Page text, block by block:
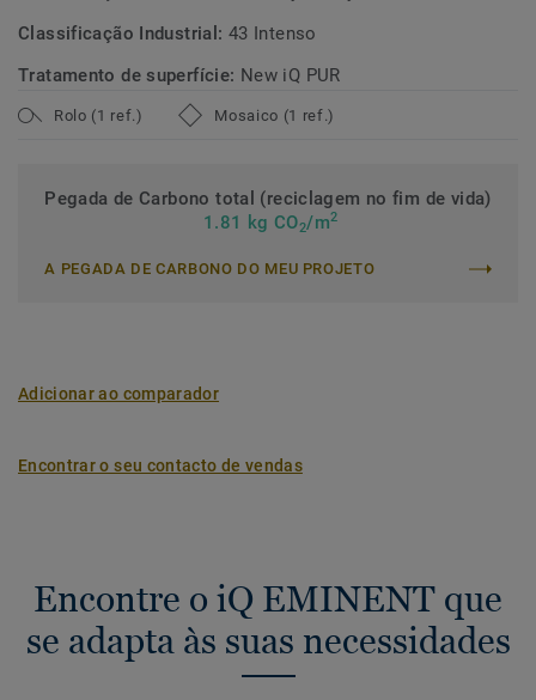
Classificação Industrial: 43 Intenso
Tratamento de superfície: New iQ PUR
Rolo (1 ref.) Mosaico (1 ref.)
Pegada de Carbono total (reciclagem no fim de vida)
1.81 kg CO2/m2
A PEGADA DE CARBONO DO MEU PROJETO
Adicionar ao comparador
Encontrar o seu contacto de vendas
Encontre o iQ EMINENT que
se adapta às suas necessidades